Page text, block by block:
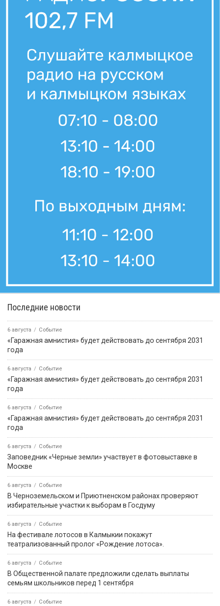
Последние новости
6 августа Событие
«Гаражная амнистия» будет действовать до сентября 2031
года
6 августа Событие
«Гаражная амнистия» будет действовать до сентября 2031
года
6 августа Событие
«Гаражная амнистия» будет действовать до сентября 2031
года
6 августа Событие
Заповедник «Черные земли» участвует в фотовыставке в
Москве
6 августа Событие
В Черноземельском и Приютненском районах проверяют
избирательные участки к выборам в Госдуму
6 августа Событие
На фестивале лотосов в Калмыкии покажут
театрализованный пролог «Рождение лотоса».
6 августа Событие
В Общественной палате предложили сделать выплаты
семьям школьников перед 1 сентября
6 августа Событие